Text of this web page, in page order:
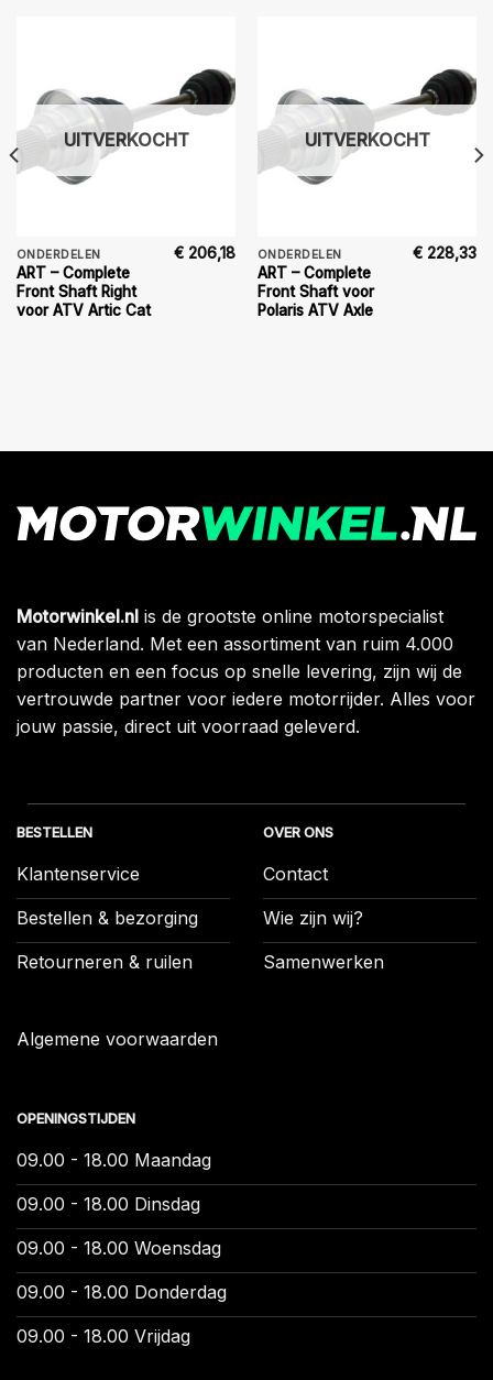
UITVERKOCHT
ONDERDELEN
ART – Complete
Front Shaft Right
voor ATV Artic Cat
€ 206,18
UITVERKOCHT
ONDERDELEN
ART – Complete
Front Shaft voor
Polaris ATV Axle
€ 228,33
Motorwinkel.nl is de grootste online motorspecialist
van Nederland. Met een assortiment van ruim 4.000
producten en een focus op snelle levering, zijn wij de
vertrouwde partner voor iedere motorrijder. Alles voor
jouw passie, direct uit voorraad geleverd.
BESTELLEN
Klantenservice
Bestellen & bezorging
Retourneren & ruilen
Algemene voorwaarden
OVER ONS
Contact
Wie zijn wij?
Samenwerken
OPENINGSTIJDEN
09.00 - 18.00 Maandag
09.00 - 18.00 Dinsdag
09.00 - 18.00 Woensdag
09.00 - 18.00 Donderdag
09.00 - 18.00 Vrijdag